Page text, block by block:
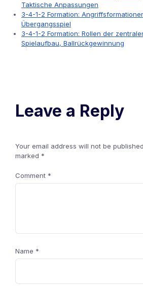
Taktische Anpassungen
3-4-1-2 Formation:
Übergangsspiel
3-4-1-2 Formation: Rollen der
Spielaufbau, Ballrückgewinnung
Leave a Reply
Your email address will not be
marked *
Comment *
Name *